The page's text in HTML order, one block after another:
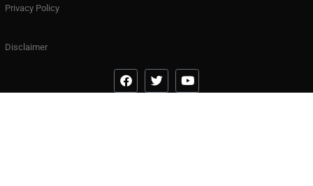
Privacy Policy
Disclaimer